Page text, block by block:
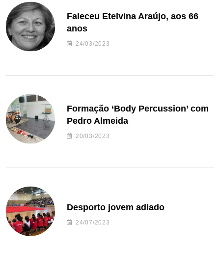
Faleceu Etelvina Araújo, aos 66
anos
24/03/2023
Formação ‘Body Percussion’ com
Pedro Almeida
20/03/2023
Desporto jovem adiado
24/07/2023